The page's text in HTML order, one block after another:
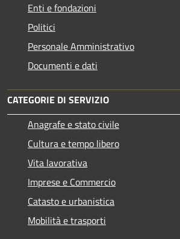
Enti e fondazioni
Politici
Personale Amministrativo
Documenti e dati
CATEGORIE DI SERVIZIO
Anagrafe e stato civile
Cultura e tempo libero
Vita lavorativa
Imprese e Commercio
Catasto e urbanistica
Mobilità e trasporti